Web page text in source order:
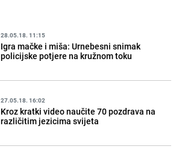
28.05.18. 11:15
Igra mačke i miša: Urnebesni snimak
policijske potjere na kružnom toku
27.05.18. 16:02
Kroz kratki video naučite 70 pozdrava na
različitim jezicima svijeta